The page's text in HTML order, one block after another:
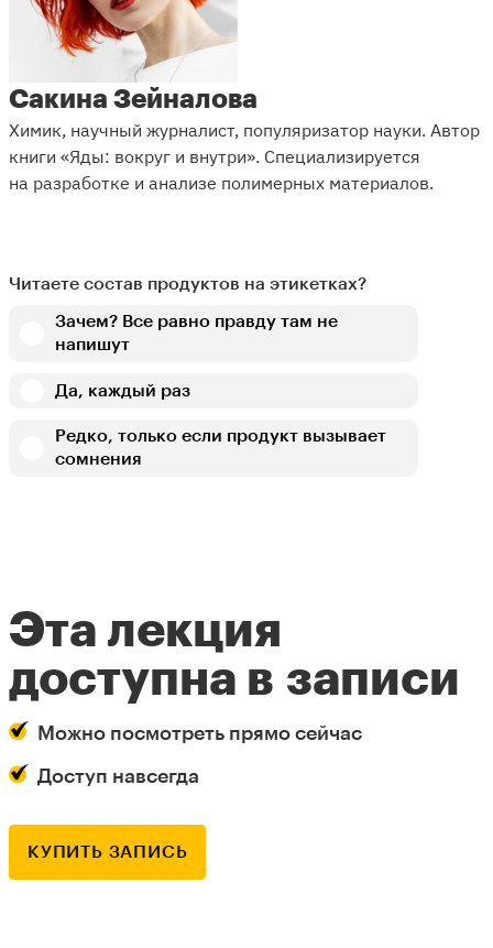
Сакина Зейналова
Химик, научный журналист, популяризатор науки. Автор
книги «Яды: вокруг и внутри». Специализируется
на разработке и анализе полимерных материалов.
Читаете состав продуктов на этикетках?
Зачем? Все равно правду там не
напишут
Да, каждый раз
Редко, только если продукт вызывает
сомнения
Эта лекция
доступна в записи
Можно посмотреть прямо сейчас
Доступ навсегда
КУПИТЬ ЗАПИСЬ